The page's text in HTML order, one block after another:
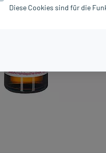
Diese Cookies sind für die